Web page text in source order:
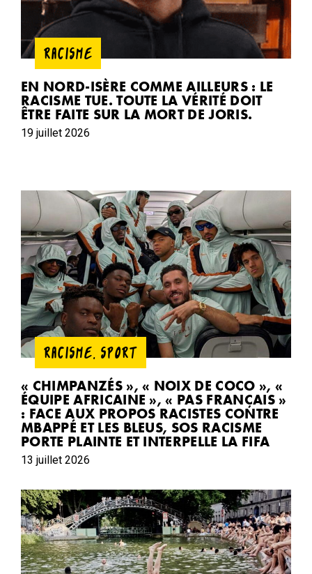
RACISME
EN NORD-ISÈRE COMME AILLEURS : LE
RACISME TUE. TOUTE LA VÉRITÉ DOIT
ÊTRE FAITE SUR LA MORT DE JORIS.
19 juillet 2026
RACISME SPORT
« CHIMPANZÉS », « NOIX DE COCO », «
ÉQUIPE AFRICAINE », « PAS FRANÇAIS »
: FACE AUX PROPOS RACISTES CONTRE
MBAPPÉ ET LES BLEUS, SOS RACISME
PORTE PLAINTE ET INTERPELLE LA FIFA
13 juillet 2026